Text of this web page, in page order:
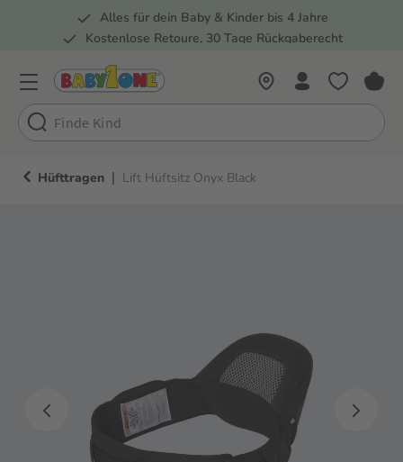
Zur Hauptnavigation springen
Alles für dein Baby & Kinder bis 4 Jahre
Kostenlose Retoure, 30 Tage Rückgaberecht
Hüfttragen | Lift Hüftsitz Onyx Black